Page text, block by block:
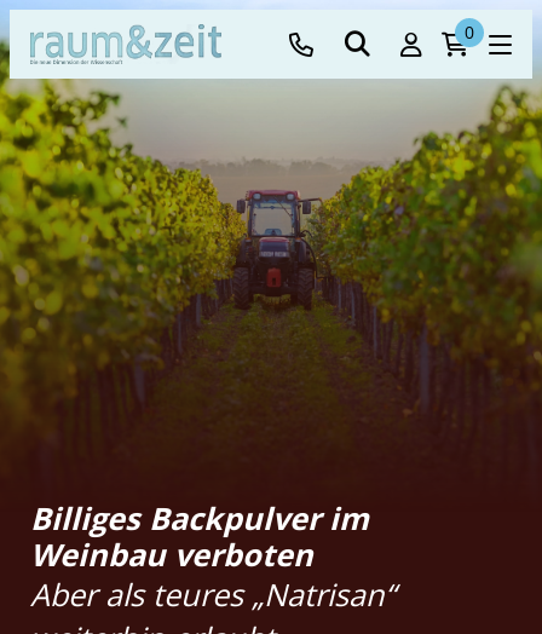
0
Billiges Backpulver im
Weinbau verboten
Aber als teures „Natrisan“